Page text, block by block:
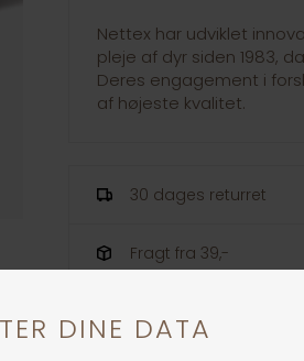
Nettex har udviklet
pleje af dyr siden 1983,
Deres engagement i
af højeste kvalitet.
30 dages returret
Fragt fra 39,-